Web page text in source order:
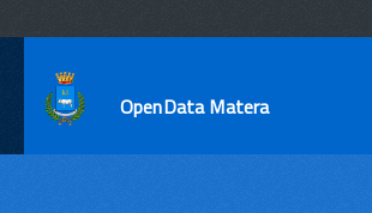
OpenData Matera